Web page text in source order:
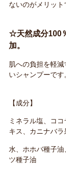
ないのがメリット
☆天然成分100
加。
肌への負担を軽
いシャンプーです
【成分】
ミネラル塩、コ
キス、カニナバ
水、ホホバ種子
ツ種子油